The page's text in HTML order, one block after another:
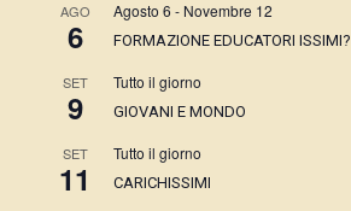
AGO
6
Agosto 6 - Novembre 12
FORMAZIONE EDUCATORI ISSIMI?
SET
9
Tutto il giorno
GIOVANI E MONDO
SET
11
Tutto il giorno
CARICHISSIMI